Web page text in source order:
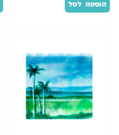
הוספה לסל